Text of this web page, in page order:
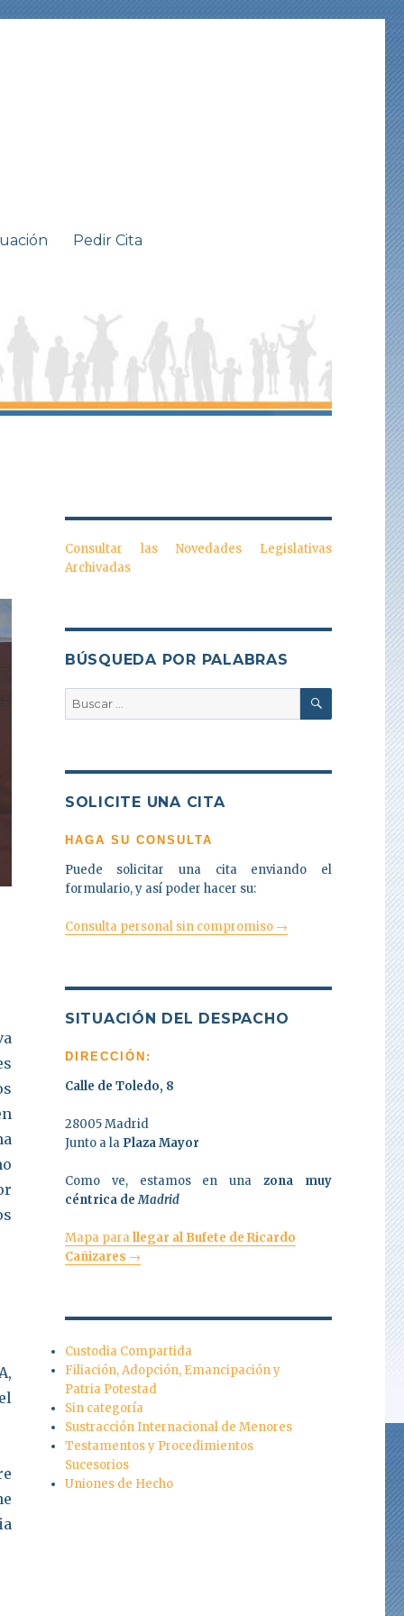
Pedir Cita
Consultar las Novedades Legislativas
Archivadas
BÚSQUEDA POR PALABRAS
Buscar
por:
BUSCAR
SOLICITE UNA CITA
HAGA SU CONSULTA
Puede solicitar una cita enviando el
formulario, y así poder hacer su:
Consulta personal sin compromiso →
SITUACIÓN DEL DESPACHO
DIRECCIÓN:
Calle de Toledo, 8
28005 Madrid
Junto a la Plaza Mayor
Como ve, estamos en una zona muy
céntrica deMadrid
Mapa parallegar al Bufete de Ricardo
Cañizares →
Custodia Compartida
Filiación, Adopción, Emancipación y
Patria Potestad
Sin categoría
Sustracción Internacional de Menores
Testamentos y Procedimientos
Sucesorios
Uniones de Hecho